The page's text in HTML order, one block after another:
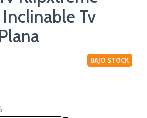
Tv
BAJO STOCK